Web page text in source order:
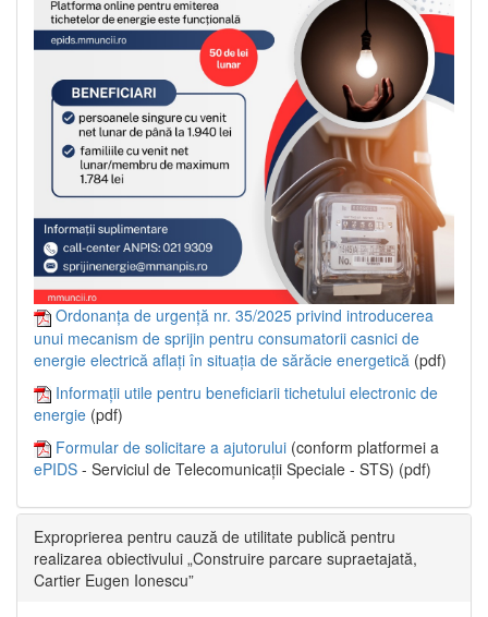
Ordonanța de urgență nr. 35/2025 privind introducerea
unui mecanism de sprijin pentru consumatorii casnici de
energie electrică aflați în situația de sărăcie energetică (pdf)
Informații utile pentru beneficiarii tichetului electronic de
energie (pdf)
Formular de solicitare a ajutorului (conform platformei a
ePIDS - Serviciul de Telecomunicații Speciale - STS) (pdf)
Exproprierea pentru cauză de utilitate publică pentru
realizarea obiectivului „Construire parcare supraetajată,
Cartier Eugen Ionescu”